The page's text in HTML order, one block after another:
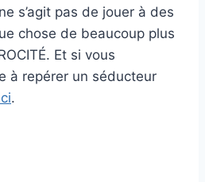
s’agit pas de jouer à des
chose de beaucoup plus
Et si vous
à repérer un séducteur
.